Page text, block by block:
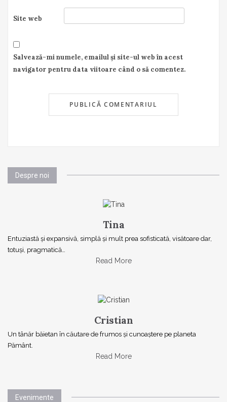
Site web
Salvează-mi numele, emailul și site-ul web în acest
navigator pentru data viitoare când o să comentez.
Despre noi
Tina
Entuziastă şi expansivă, simplă şi mult prea sofisticată, visătoare dar,
totuşi, pragmatică…
Read More
Cristian
Un tânăr băietan în căutare de frumos și cunoaștere pe planeta
Pământ.
Read More
Evenimente